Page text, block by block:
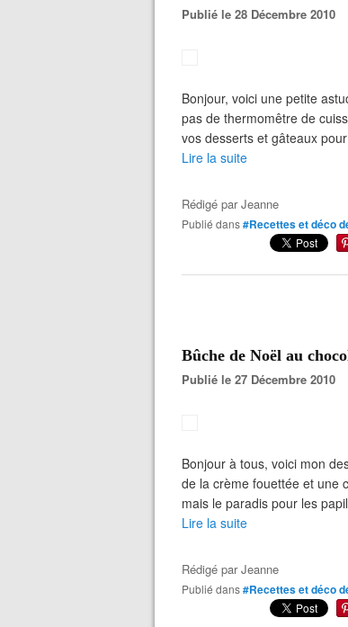
Publié le 28 Décembre 2010
Bonjour, voici une petite
pas de thermomêtre de
vos desserts et gâteaux
Lire la suite
Rédigé parJeanne
Publié dans#Recettes et déco
Bûche de Noël au
Publié le 27 Décembre 2010
Bonjour à tous, voici mon
de la crème fouettée et une
mais le paradis pour les
Lire la suite
Rédigé parJeanne
Publié dans#Recettes et déco